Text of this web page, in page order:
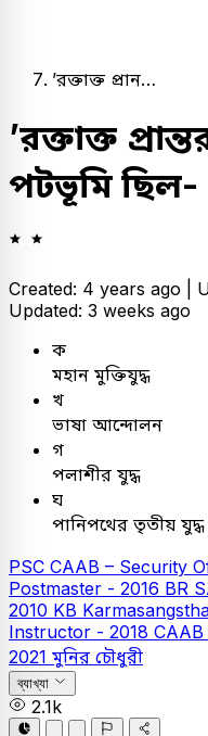
’রক্তাক্ত প্রান…
’রক্তাক্ত
পটভূমি ছিল-
Created: 4 years ago |
Updated: 3 weeks ago
ক
মহান মুক্তিযুদ্ধ
খ
ভাষা আন্দোলন
গ
পলাশীর যুদ্ধ
ঘ
পানিপথের তৃতীয় যুদ্ধ
PSC CAAB – Security
Postmaster - 2016 BR
2010 KB
Instructor - 2018
2021 মুনির চৌধুরী
ব্যাখ্যা
2.1k